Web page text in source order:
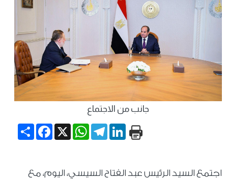
جانب من الاجتماع
Share
Facebook X
WhatsApp
TelegramLinkedIn
اجتمع السيد الرئيس عبد الفتاح السيسي، اليوم، مع